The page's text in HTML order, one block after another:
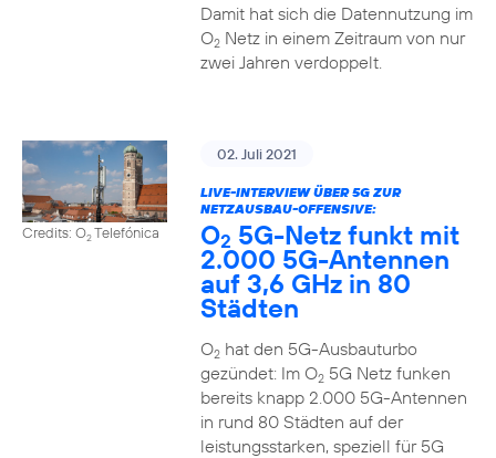
Damit hat sich die Datennutzung im
O2Netz in einem Zeitraum von nur
zwei Jahren verdoppelt.
Credits: O2Telefónica
02. Juli 2021
LIVE-INTERVIEW ÜBER 5G ZUR
NETZAUSBAU-OFFENSIVE:
O2 5G-Netz funkt mit
2.000 5G-Antennen
auf 3,6 GHz in 80
Städten
O2hat den 5G-Ausbauturbo
gezündet: Im O25G Netz funken
bereits knapp 2.000 5G-Antennen
in rund 80 Städten auf der
leistungsstarken, speziell für 5G